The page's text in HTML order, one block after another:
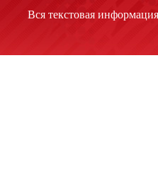
Вся текстовая